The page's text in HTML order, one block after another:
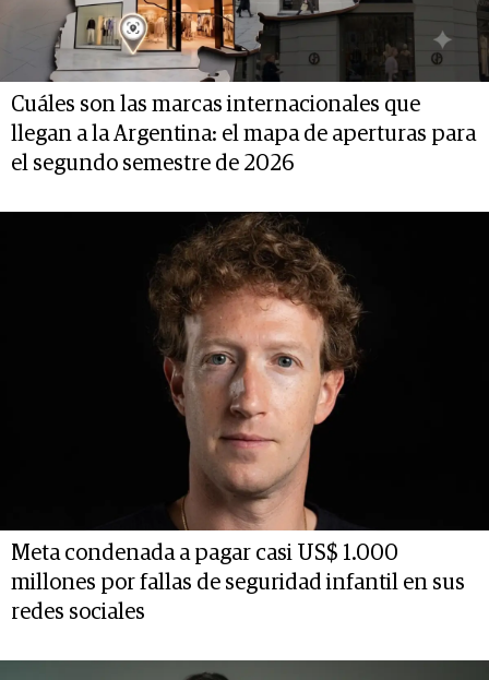
Cuáles son las marcas internacionales que
llegan a la Argentina: el mapa de aperturas para
el segundo semestre de 2026
Meta condenada a pagar casi US$ 1.000
millones por fallas de seguridad infantil en sus
redes sociales